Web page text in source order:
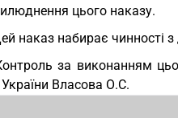
цього наказу.
наказ набирає чинності з
за виконанням
Власова О.С.